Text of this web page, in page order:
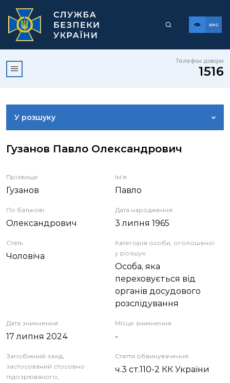
ENG
Телефон довіри
1516
У розшуку
ДОСТУП ДО ПУБЛІЧНОЇ ІНФОРМАЦІЇ
ЗВЕРНЕННЯ ГРОМАДЯН
НОРМАТИВНО-ПРАВОВА БАЗА
ДЕМОКРАТИЧНИЙ КОНТРОЛЬ
ПОВІСТКИ
Гузанов Павло Олександрович
Прізвище
Гузанов
Ім'я
Павло
По батькові
Олександрович
Дата народження
3 липня 1965
Стать
Чоловіча
Категорія особи, оголошеної
у розшук
Особа, яка
переховується від
органів досудового
розслідування
Дата зникнення
17 липня 2024
Місце зникнення
-
Запобіжний захід,
застосований стосовно
підозрюваного,
Стаття обвинувачення
ч.3 ст.110-2 КК України